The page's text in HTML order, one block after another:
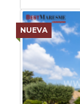
NUEVA